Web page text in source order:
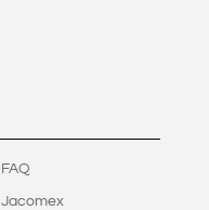
FAQ
Jacomex